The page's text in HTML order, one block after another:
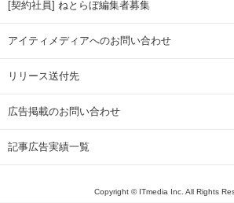
[契約社員] ねとらぼ編集者募集
アイティメディアへのお問い合わせ
リリース送付先
広告掲載のお問い合わせ
記事広告実績一覧
Copyright © ITmedia Inc. All Rights